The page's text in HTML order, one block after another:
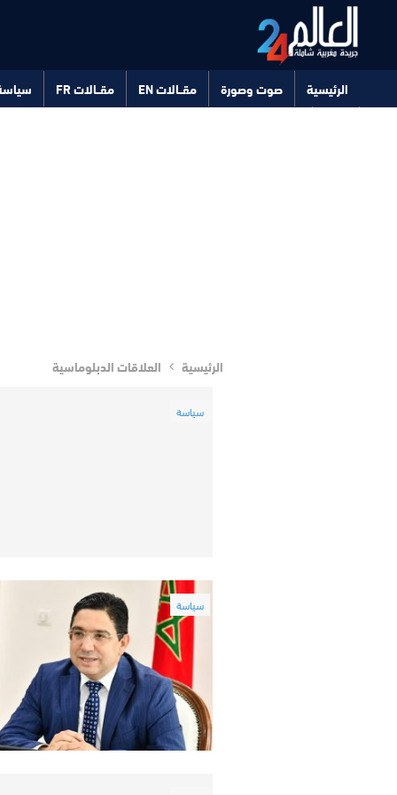
الرئيسية صوت وصورة مقــالات EN مقــالات FR
الرئيسية العلاقات الدبلوماسية
سياسة
سياسة